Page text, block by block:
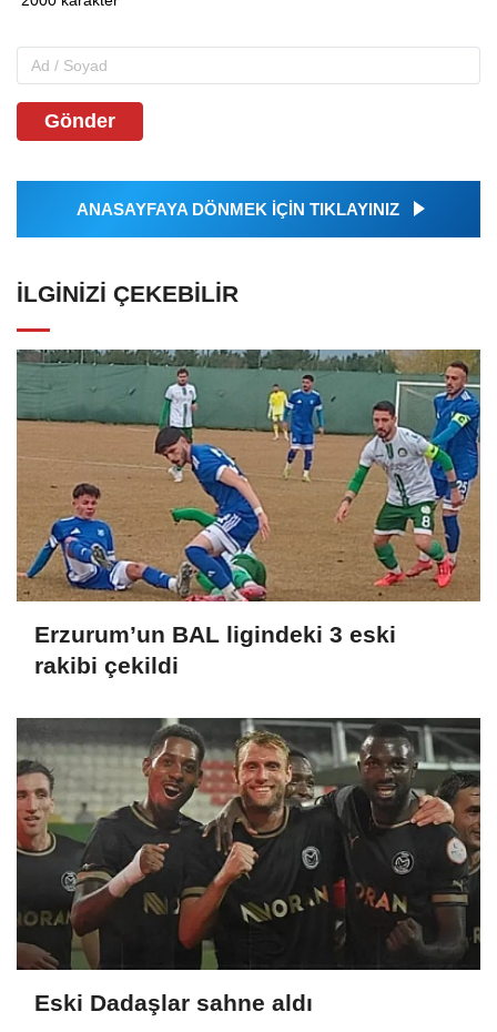
Gönder
ANASAYFAYA DÖNMEK İÇİN TIKLAYINIZ
İLGINIZI ÇEKEBILIR
Erzurum’un BAL ligindeki 3 eski
rakibi çekildi
Eski Dadaşlar sahne aldı